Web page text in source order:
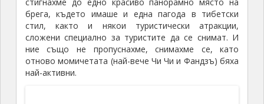
Дотам отидохме само аз, Фандзъ (която полудя
да се снима отново и отново), а след това и
Винсънт и Ма Лонг.